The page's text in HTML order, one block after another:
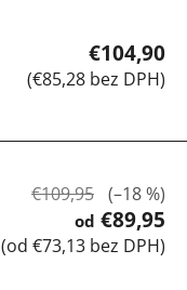
€104,90
(€85,28 bez DPH)
€109,95 (–18 %)
od €89,95
(od €73,13 bez DPH)